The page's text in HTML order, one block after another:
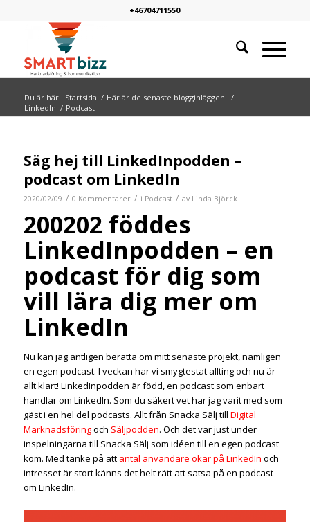
+46704711550
Du är här: Startsida / Här är de senaste blogginläggen: /
LinkedIn / Podcast
Säg hej till LinkedInpodden –
podcast om LinkedIn
2020/02/09 / 0 Kommentarer / i Podcast / av Linda Björck
200202 föddes
LinkedInpodden – en
podcast för dig som
vill lära dig mer om
LinkedIn
Nu kan jag äntligen berätta om mitt senaste projekt, nämligen
en egen podcast. I veckan har vi smygtestat allting och nu är
allt klart! LinkedInpodden är född, en podcast som enbart
handlar om LinkedIn. Som du säkert vet har jag varit med som
gäst i en hel del podcasts. Allt från Snacka Sälj till Digital
Marknadsföringoch Säljpodden. Och det var just under
inspelningarna till Snacka Sälj som idéen till en egen podcast
kom. Med tanke på att antal användare ökar på LinkedIn och
intresset är stort känns det helt rätt att satsa på en podcast
om LinkedIn.